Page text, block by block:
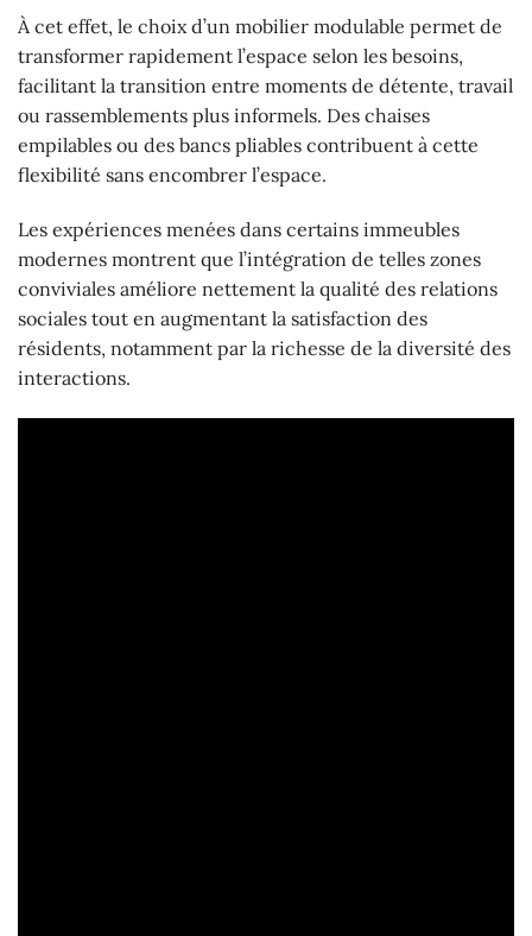
À cet effet, le choix d’un mobilier modulable permet de
transformer rapidement l’espace selon les besoins,
facilitant la transition entre moments de détente, travail
ou rassemblements plus informels. Des chaises
empilables ou des bancs pliables contribuent à cette
flexibilité sans encombrer l’espace.
Les expériences menées dans certains immeubles
modernes montrent que l’intégration de telles zones
conviviales améliore nettement la qualité des relations
sociales tout en augmentant la satisfaction des
résidents, notamment par la richesse de la diversité des
interactions.